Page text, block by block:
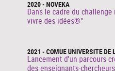
2020 - NOVEKA
Dans le cadre du
vivre des idées®"
2021 - COMUE UNIVERSITE DE
Lancement d'un parcours
des enseignants-chercheurs